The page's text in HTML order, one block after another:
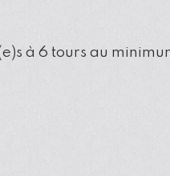
à 6 tours au